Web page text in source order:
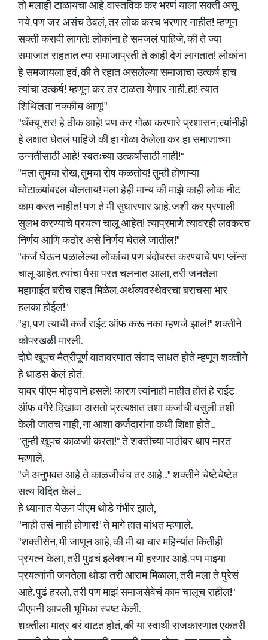
तो मलाही टाळायचा आहे. वास्तविक कर भरणं याला सक्ती असू
नये. पण जर असंच ठेवलं, तर लोक करच भरणार नाहीत! म्हणून
सक्ती करावी लागते! लोकांना हे समजलं पाहिजे, की ते ज्या
समाजात राहतात त्या समाजाप्रती ते काही देणं लागतात! लोकांना
हे समजायला हवं, की ते रहात असलेल्या समाजाचा उत्कर्ष हाच
त्यांचा उत्कर्ष! म्हणून कर तर टाळता येणार नाही. हा! त्यात
शिथिलता नक्कीच आणू!"
"थँक्यू सर! हे ठीक आहे! पण कर गोळा करणारे प्रशासन; त्यांनीही
हे लक्षात घेतलं पाहिजे की हा गोळा केलेला कर हा समाजाच्या
उन्नतीसाठी आहे! स्वतःच्या उत्कर्षासाठी नाही!"
"मला तुमचा रोख, तुमचा रोष कळतोय! तुम्ही होणाऱ्या
घोटाळ्यांबद्दल बोलताय! मला हेही मान्य की माझे काही लोक नीट
काम करत नाहीत! पण ते मी सुधारणार आहे. जशी कर प्रणाली
सुलभ करण्याचे प्रयत्न चालू आहेत! त्याप्रमाणे त्यावरही लवकरच
निर्णय आणि कठोर असे निर्णय घेतले जातील!"
"कर्जं घेऊन पळालेल्या लोकांचा पण बंदोबस्त करण्याचे पण प्लॅन्स
चालू आहेत. त्यांचा पैसा परत चलनात आला, तरी जनतेला
महागाईत बरीच राहत मिळेल. अर्थव्यवस्थेवरचा बराचसा भार
हलका होईल!"
"हा, पण त्याची कर्जं राईट ऑफ करू नका म्हणजे झालं!" शक्तीने
कोपरखळी मारली.
दोघे खूपच मैत्रीपूर्ण वातावरणात संवाद साधत होते म्हणून शक्तीने
हे धाडस केलं होतं.
यावर पीएम मोठ्याने हसले! कारण त्यांनाही माहीत होतं हे राईट
ऑफ वगैरे दिखावा असतो प्रत्यक्षात तशा कर्जाची वसुली तशी
केली जातच नाही, ना आशा कर्जदारांना कधी शिक्षा होते...
"तुम्ही खूपच काळजी करता!" ते शक्तीच्या पाठीवर थाप मारत
म्हणाले.
"जे अनुभवत आहे ते काळजीचंच तर आहे..." शक्तीने चेष्टेचेष्टेत
सत्य विदित केलं...
हे ध्यानात येऊन पीएम थोडे गंभीर झाले,
"नाही तसं नाही होणार!" ते मागे हात बांधत म्हणाले.
"शक्तीसेन, मी जाणून आहे, की मी या चार महिन्यांत कितीही
प्रयत्न केला, तरी पुढचं इलेक्शन मी हरणार आहे. पण माझ्या
प्रयत्नांनी जनतेला थोडा तरी आराम मिळाला, तरी मला ते पुरेसं
आहे. पुढं हरलो, तरी पण माझं समाजसेवेचं काम चालूच राहील!"
पीएमनी आपली भूमिका स्पष्ट केली.
शक्तीला मात्र बरं वाटत होतं, की या स्वार्थी राजकारणात एकतरी